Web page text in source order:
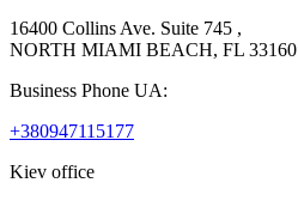
16400 Collins Ave. Suite 745 ,
NORTH MIAMI BEACH, FL 33160
Business Phone UA:
+380947115177
Kiev office